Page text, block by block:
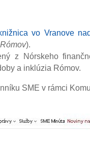
vo Vranove
).
z Nórskeho
a inklúzia Rómov.
SME v rámci